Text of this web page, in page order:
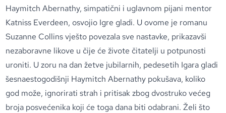
Haymitch Abernathy, simpatični i uglavnom pijani mentor
Katniss Everdeen, osvojio Igre gladi. U ovome je romanu
Suzanne Collins vješto povezala sve nastavke, prikazavši
nezaboravne likove u čije će živote čitatelji u potpunosti
uroniti. U zoru na dan žetve jubilarnih, pedesetih Igara gladi
šesnaestogodišnji Haymitch Abernathy pokušava, koliko
god može, ignorirati strah i pritisak zbog dvostruko većeg
broja posvećenika koji će toga dana biti odabrani. Želi što